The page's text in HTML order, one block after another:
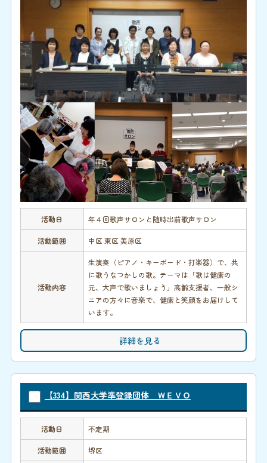
活動日 年４回歌声サロンと随時出前歌声サロン
活動範囲 中区 東区 美原区
活動内容
生演奏（ピアノ・キーボード・打楽器）で、共
に歌うなつかしの歌。テーマは「歌は健康の
元、大声で歌いましょう」高齢支援者、一般シ
ニアの方々に音楽で、健康と笑顔をお届けして
います。
詳細を見る
【334】関西大学準登録団体 ＷＥＶＯ
活動日 不定期
活動範囲 堺区